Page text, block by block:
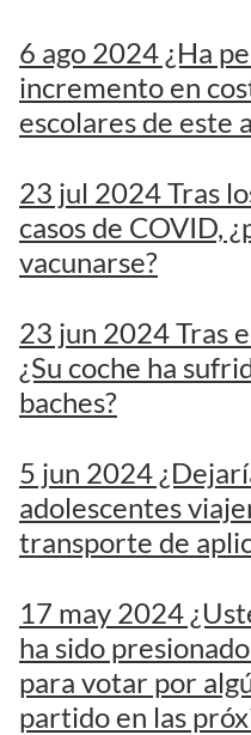
6 ago 2024 ¿Ha
incremento en
escolares de este
23 jul 2024 Tras
casos de COVID,
vacunarse?
23 jun 2024 Tras
¿Su coche ha
baches?
5 jun 2024
adolescentes
transporte de
17 may 2024
ha sido
para votar por
partido en las